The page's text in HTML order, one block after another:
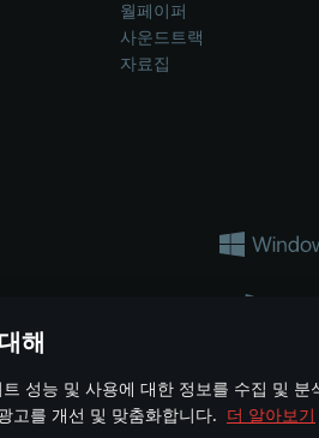
해
성능 및 사용에 대한 정보를 수집 및 분
고를 개선 및 맞춤화합니다. 더 알아보기
월페이퍼
사운드트랙
자료집
의 무기나 차량을 묘사하는 것은 무기
Kft. All trademarks, logos and brand
이용 약관